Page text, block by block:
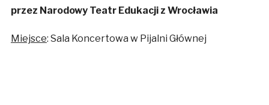
przez Narodowy Teatr Edukacji z Wrocławia
Miejsce: Sala Koncertowa w Pijalni Głównej